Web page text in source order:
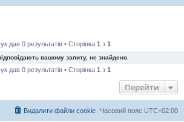
дав 0 результатів • Сторінка 1 з 1
вашому запиту, не знайдено.
дав 0 результатів • Сторінка 1 з 1
Перейти
Часовий пояс UTC+02:00
Видалити файли cookie